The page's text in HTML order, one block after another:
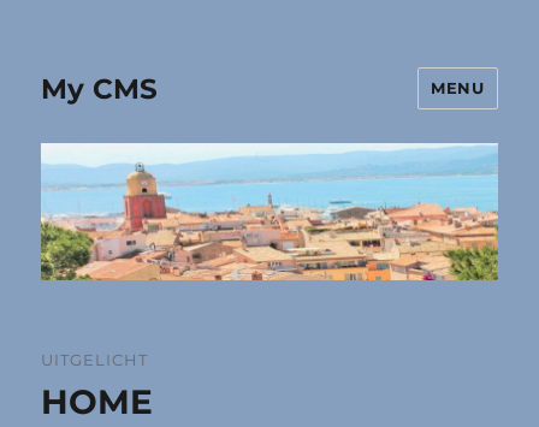
My CMS MENU
UITGELICHT
HOME